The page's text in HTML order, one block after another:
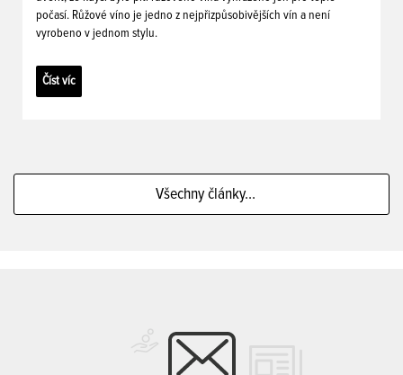
počasí. Růžové víno je jedno z nejpřizpůsobivějších vín a není
vyrobeno v jednom stylu.
Číst víc
Všechny články...